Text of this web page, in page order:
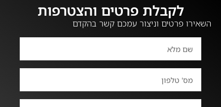
לקבלת פרטים והצטרפות
השאירו פרטים וניצור עמכם קשר בהקדם